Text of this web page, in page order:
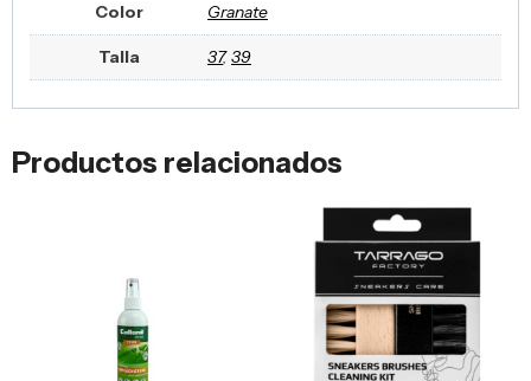
Color Granate
Talla 37,39
Productos relacionados